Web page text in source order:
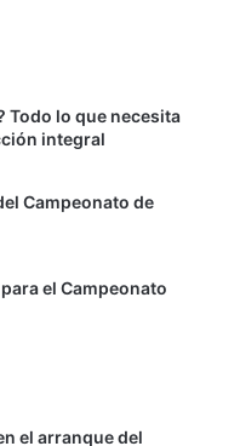
Todo lo que necesita
integral
Campeonato de
el Campeonato
el arranque del